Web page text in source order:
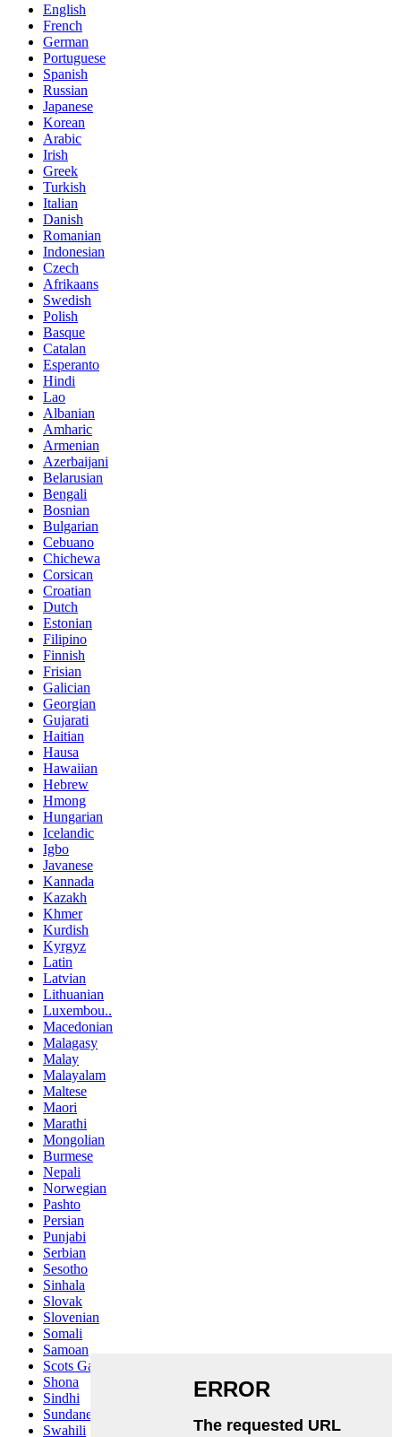
English
French
German
Portuguese
Spanish
Russian
Japanese
Korean
Arabic
Irish
Greek
Turkish
Italian
Danish
Romanian
Indonesian
Czech
Afrikaans
Swedish
Polish
Basque
Catalan
Esperanto
Hindi
Lao
Albanian
Amharic
Armenian
Azerbaijani
Belarusian
Bengali
Bosnian
Bulgarian
Cebuano
Chichewa
Corsican
Croatian
Dutch
Estonian
Filipino
Finnish
Frisian
Galician
Georgian
Gujarati
Haitian
Hausa
Hawaiian
Hebrew
Hmong
Hungarian
Icelandic
Igbo
Javanese
Kannada
Kazakh
Khmer
Kurdish
Kyrgyz
Latin
Latvian
Lithuanian
Luxembou..
Macedonian
Malagasy
Malay
Malayalam
Maltese
Maori
Marathi
Mongolian
Burmese
Nepali
Norwegian
Pashto
Persian
Punjabi
Serbian
Sesotho
Sinhala
Slovak
Slovenian
Somali
Samoan
Scots Gaelic
Shona
Sindhi
Sundanese
Swahili